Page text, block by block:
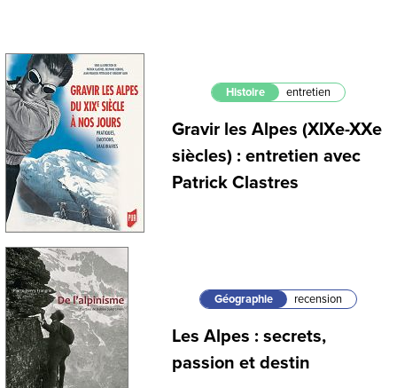
Histoire entretien
Gravir les Alpes (XIXe-XXe
siècles) : entretien avec
Patrick Clastres
Géographie recension
Les Alpes : secrets,
passion et destin